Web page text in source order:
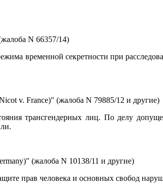
N 66357/14)
временной секретности при
v. France)" (жалоба N 79885/12 и другие)
трансгендерных лиц. По делу
(жалоба N 10138/11 и другие)
прав человека и основных свобод